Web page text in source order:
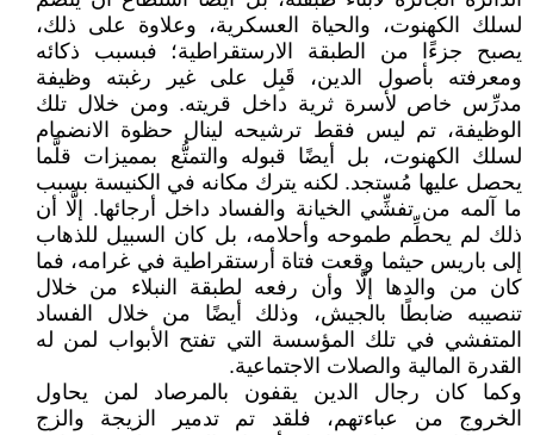
لسلك الكهنوت، والحياة العسكرية، وعلاوة على ذلك،
يصبح جزءًا من الطبقة الارستقراطية؛ فبسبب ذكائه
ومعرفته بأصول الدين، قَبِل على غير رغبته وظيفة
مدرِّس خاص لأسرة ثرية داخل قريته. ومن خلال تلك
الوظيفة، تم ليس فقط ترشيحه لينال حظوة الانضمام
لسلك الكهنوت، بل أيضًا قبوله والتمتُّع بمميزات قلَّما
يحصل عليها مُستجد. لكنه يترك مكانه في الكنيسة بسبب
ما آلمه من تفشِّي الخيانة والفساد داخل أرجائها. إلَّا أن
ذلك لم يحطِّم طموحه وأحلامه، بل كان السبيل للذهاب
إلى باريس حيثما وقعت فتاة أرستقراطية في غرامه، فما
كان من والدها إلَّا وأن رفعه لطبقة النبلاء من خلال
تنصيبه ضابطًا بالجيش، وذلك أيضًا من خلال الفساد
المتفشي في تلك المؤسسة التي تفتح الأبواب لمن له
القدرة المالية والصلات الاجتماعية.
وكما كان رجال الدين يقفون بالمرصاد لمن يحاول
الخروج من عباءتهم، فلقد تم تدمير الزيجة والزج